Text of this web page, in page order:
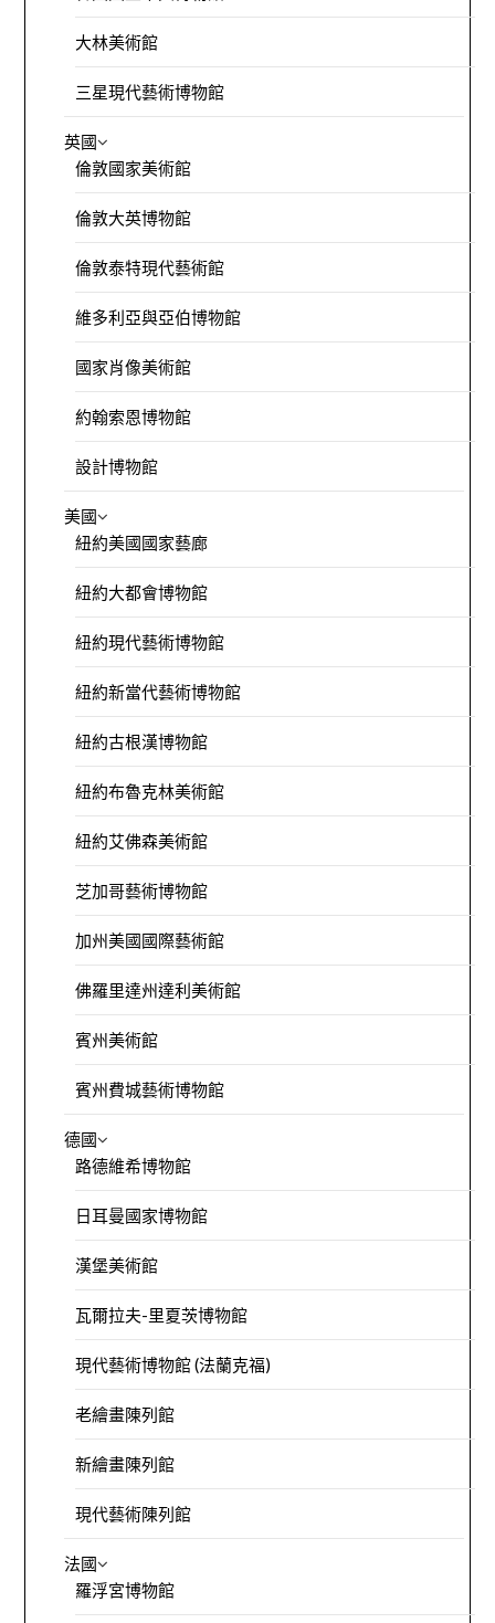
大林美術館
三星現代藝術博物館
英國
倫敦國家美術館
倫敦大英博物館
倫敦泰特現代藝術館
維多利亞與亞伯博物館
國家肖像美術館
約翰索恩博物館
設計博物館
美國
紐約美國國家藝廊
紐約大都會博物館
紐約現代藝術博物館
紐約新當代藝術博物館
紐約古根漢博物館
紐約布魯克林美術館
紐約艾佛森美術館
芝加哥藝術博物館
加州美國國際藝術館
佛羅里達州達利美術館
賓州美術館
賓州費城藝術博物館
德國
路德維希博物館
日耳曼國家博物館
漢堡美術館
瓦爾拉夫-里夏茨博物館
現代藝術博物館 (法蘭克福)
老繪畫陳列館
新繪畫陳列館
現代藝術陳列館
法國
羅浮宮博物館